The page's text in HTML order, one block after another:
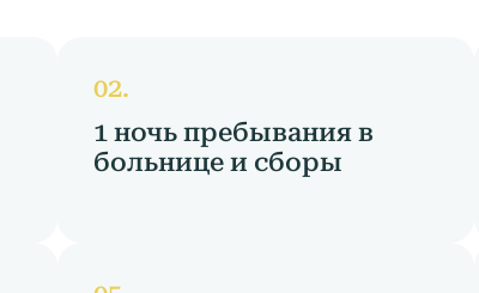
1 ночь пребывания в
больнице и сборы